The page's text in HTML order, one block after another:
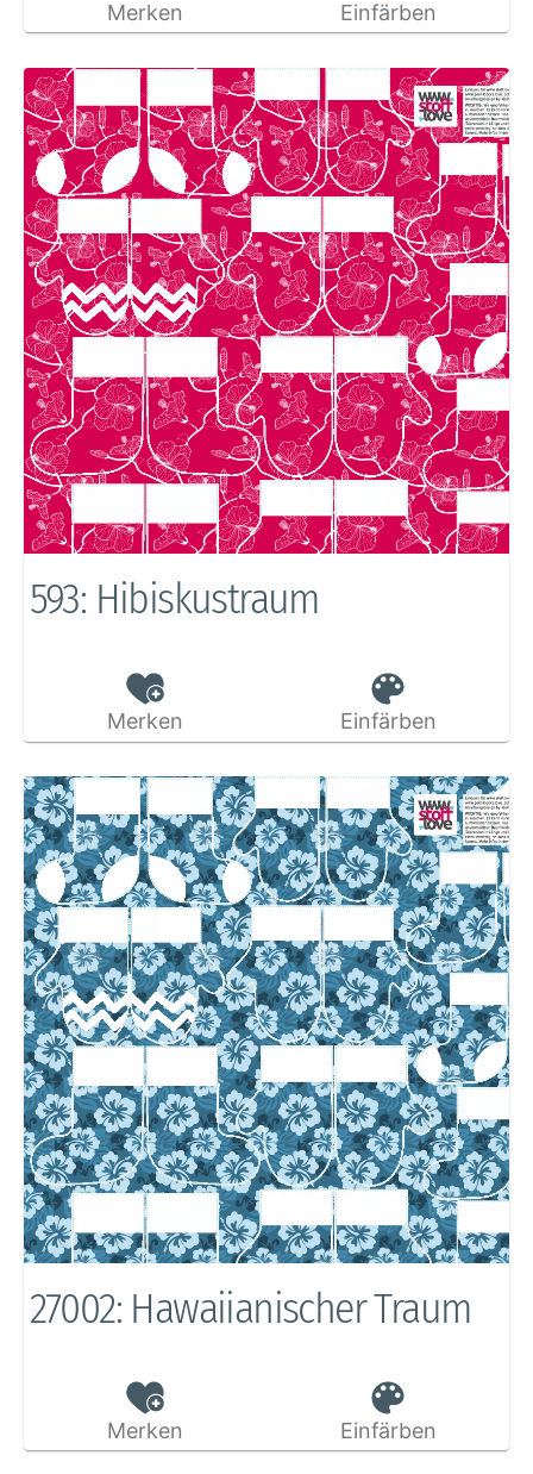
Merken Einfärben
593: Hibiskustraum
Merken Einfärben
27002: Hawaiianischer Traum
Merken Einfärben